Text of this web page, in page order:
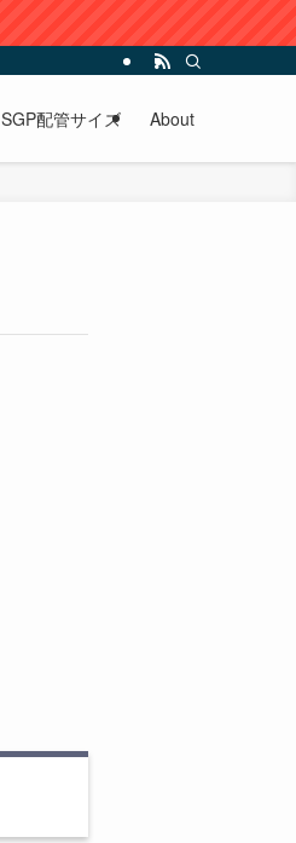
SGP配管サイズ About